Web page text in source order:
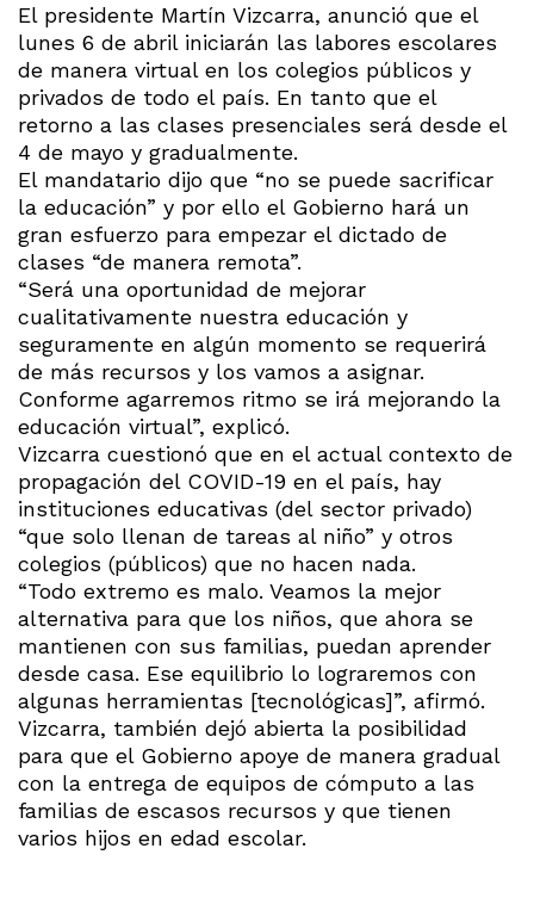
El presidente Martín Vizcarra, anunció que el
lunes 6 de abril iniciarán las labores escolares
de manera virtual en los colegios públicos y
privados de todo el país. En tanto que el
retorno a las clases presenciales será desde el
4 de mayo y gradualmente.
El mandatario dijo que “no se puede sacrificar
la educación” y por ello el Gobierno hará un
gran esfuerzo para empezar el dictado de
clases “de manera remota”.
“Será una oportunidad de mejorar
cualitativamente nuestra educación y
seguramente en algún momento se requerirá
de más recursos y los vamos a asignar.
Conforme agarremos ritmo se irá mejorando la
educación virtual”, explicó.
Vizcarra cuestionó que en el actual contexto de
propagación del COVID-19 en el país, hay
instituciones educativas (del sector privado)
“que solo llenan de tareas al niño” y otros
colegios (públicos) que no hacen nada.
“Todo extremo es malo. Veamos la mejor
alternativa para que los niños, que ahora se
mantienen con sus familias, puedan aprender
desde casa. Ese equilibrio lo lograremos con
algunas herramientas [tecnológicas]”, afirmó.
Vizcarra, también dejó abierta la posibilidad
para que el Gobierno apoye de manera gradual
con la entrega de equipos de cómputo a las
familias de escasos recursos y que tienen
varios hijos en edad escolar.